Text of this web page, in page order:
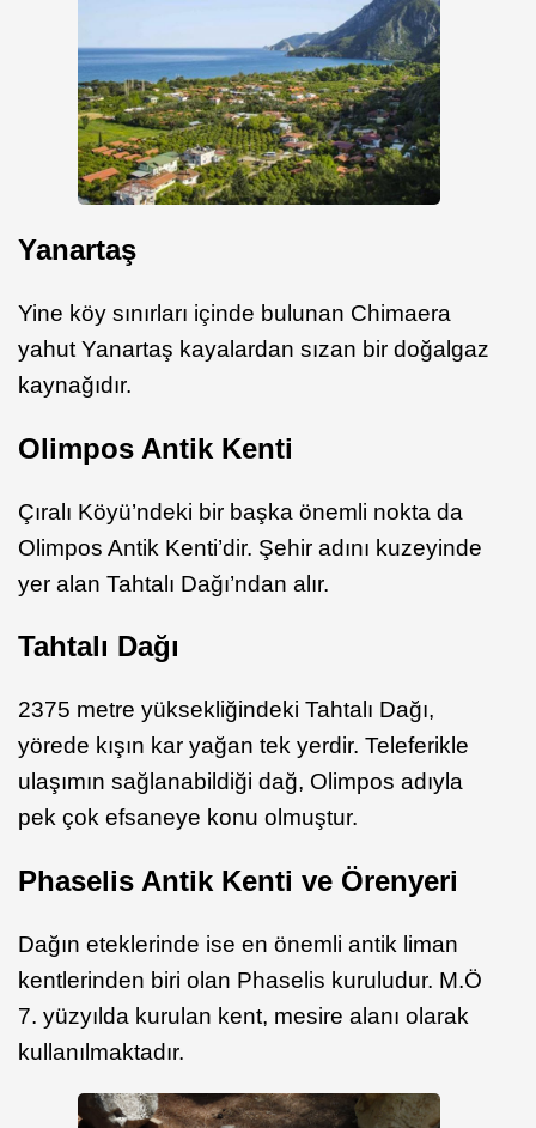
Yanartaş
Yine köy sınırları içinde bulunan Chimaera
yahut Yanartaş kayalardan sızan bir doğalgaz
kaynağıdır.
Olimpos Antik Kenti
Çıralı Köyü’ndeki bir başka önemli nokta da
Olimpos Antik Kenti’dir. Şehir adını kuzeyinde
yer alan Tahtalı Dağı’ndan alır.
Tahtalı Dağı
2375 metre yüksekliğindeki Tahtalı Dağı,
yörede kışın kar yağan tek yerdir. Teleferikle
ulaşımın sağlanabildiği dağ, Olimpos adıyla
pek çok efsaneye konu olmuştur.
Phaselis Antik Kenti ve Örenyeri
Dağın eteklerinde ise en önemli antik liman
kentlerinden biri olan Phaselis kuruludur. M.Ö
7. yüzyılda kurulan kent, mesire alanı olarak
kullanılmaktadır.